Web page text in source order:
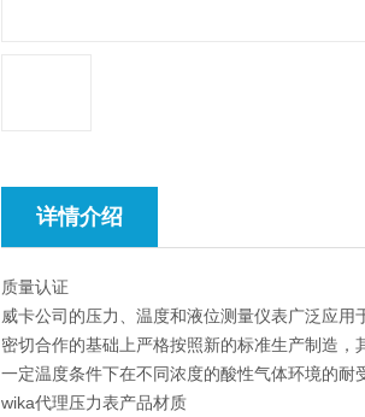
详情介绍
质量认证
威卡公司的压力、温度和液位测量仪表广泛应
密切合作的基础上严格按照新的标准生产制造
一定温度条件下在不同浓度的酸性气体环境的耐
wika代理压力表产品材质